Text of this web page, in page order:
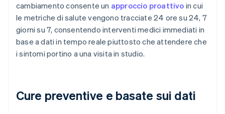
cambiamento consente un approccio proattivo in cui
le metriche di salute vengono tracciate 24 ore su 24, 7
giorni su 7, consentendo interventi medici immediati in
base a dati in tempo reale piuttosto che attendere che
i sintomi portino a una visita in studio.
Cure preventive e basate sui dati